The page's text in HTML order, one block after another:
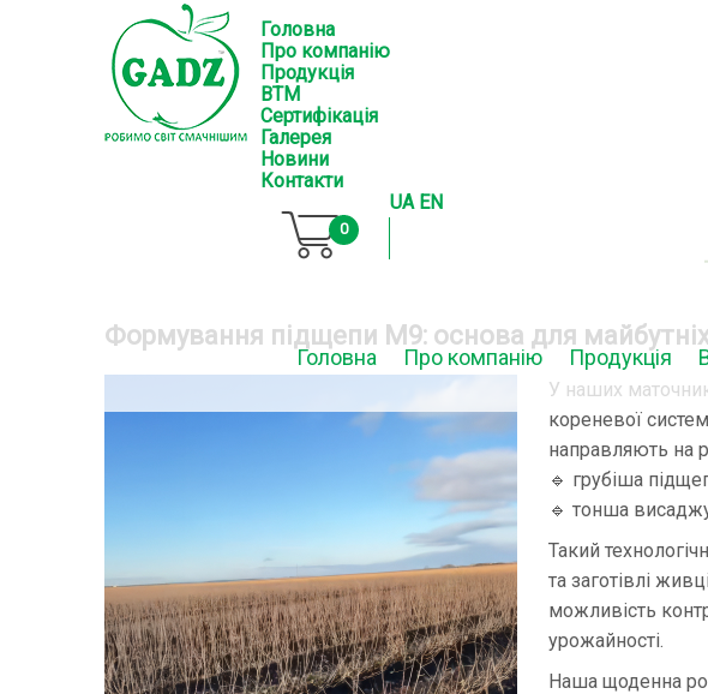
Головна
Про компанію
Продукція
ВТМ
Сертифікація
Галерея
Новини
Контакти
0
UA EN
Головна Про компанію Продукція
Формування підщепи М9: основа для
У наших
кореневої
направляють на
🔹 грубіша
🔹 тонша
Такий
та заготівлі
можливість
урожайності.
Наша щоденна